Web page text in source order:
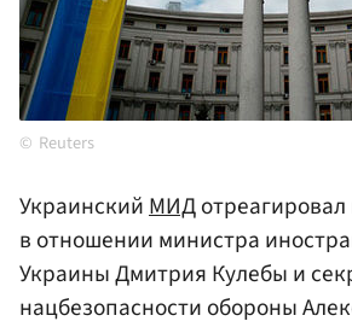
Reuters
УкраинскийМИД
в отношении министра
Украины Дмитрия Кулебы и
нацбезопасности обороны